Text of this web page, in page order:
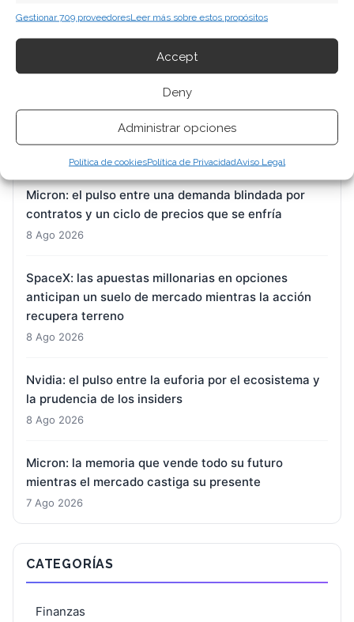
Gestionar 709 proveedoresLeer más sobre estos propósitos
Accept
Deny
Administrar opciones
Política de cookiesPolítica de PrivacidadAviso Legal
ARTÍCULOS RECIENTES
D-Wave Quantum: el salto de 668% en pedidos que
la contabilidad aún no confirma
Micron: el pulso entre una demanda blindada por
contratos y un ciclo de precios que se enfría
8 Ago 2026
SpaceX: las apuestas millonarias en opciones
anticipan un suelo de mercado mientras la acción
recupera terreno
8 Ago 2026
Nvidia: el pulso entre la euforia por el ecosistema y
la prudencia de los insiders
8 Ago 2026
Micron: la memoria que vende todo su futuro
mientras el mercado castiga su presente
7 Ago 2026
CATEGORÍAS
Finanzas